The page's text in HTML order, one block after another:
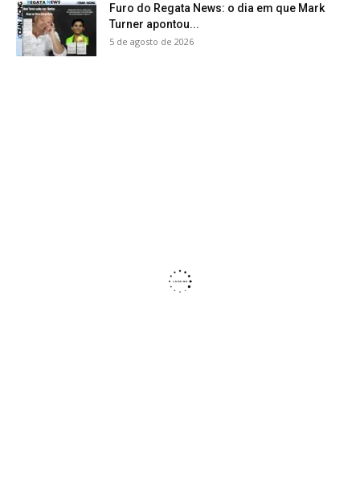
Furo do Regata News: o dia em que Mark
Turner apontou...
5 de agosto de 2026